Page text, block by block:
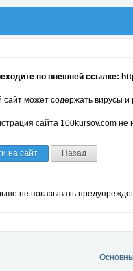
по внешней ссылке:
может содержать вирусы
сайта 100kursov.com не
на сайт Назад
не показывать